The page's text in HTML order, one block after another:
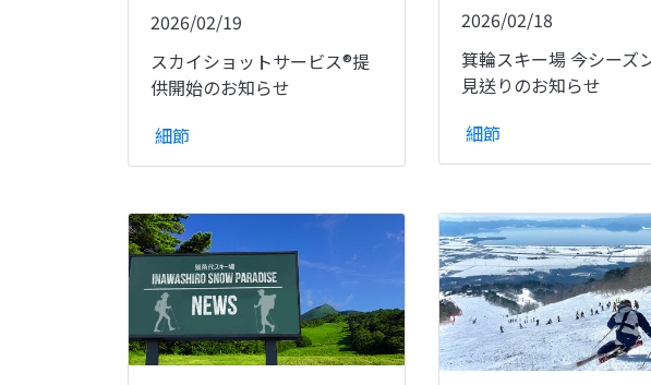
2026/02/19
スカイショットサービス®提
供開始のお知らせ
細節
2026/02/18
箕輪スキー場 今シーズ
見送りのお知らせ
細節